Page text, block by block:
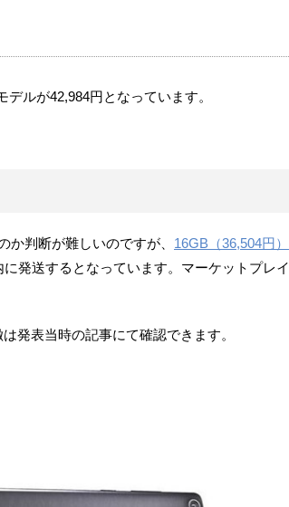
ルが42,984円となっています。
判断が難しいのですが、 16GB（36,504円）
発送するとなっています。マーケットプレイ
発表当時の記事にて確認できます。